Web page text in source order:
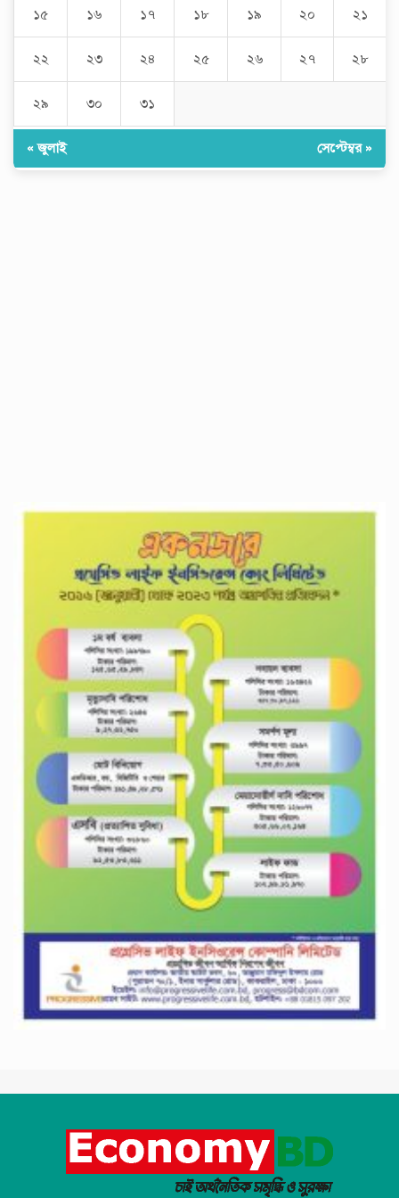
১৫ ১৬ ১৭ ১৮ ১৯ ২০ ২১
২২ ২৩ ২৪ ২৫ ২৬ ২৭ ২৮
২৯ ৩০ ৩১
« জুলাই সেপ্টেম্বর »